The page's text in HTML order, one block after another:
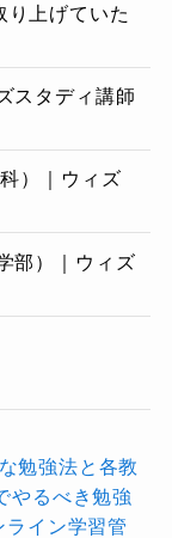
り上げていた
スタディ講師
）｜ウィズ
部）｜ウィズ
勉強法と各教
やるべき勉強
イン学習管